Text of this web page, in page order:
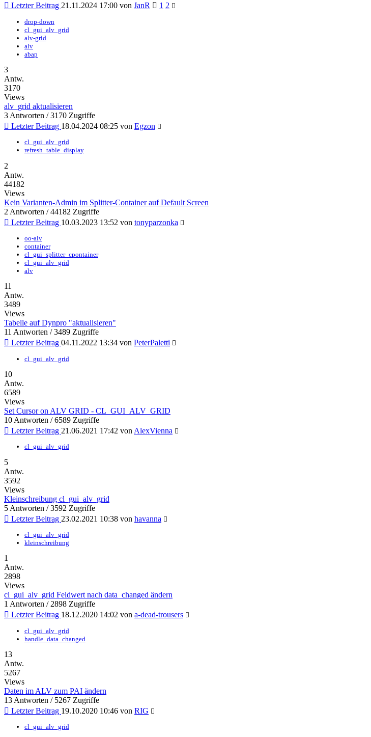
Letzter Beitrag 21.11.2024 17:00 von JanR 1 2
drop-down
cl_gui_alv_grid
alv-grid
alv
abap
3
Antw.
3170
Views
alv_grid aktualisieren
3 Antworten / 3170 Zugriffe
Letzter Beitrag 18.04.2024 08:25 von Egzon
cl_gui_alv_grid
refresh_table_display
2
Antw.
44182
Views
Kein Varianten-Admin im Splitter-Container auf Default Screen
2 Antworten / 44182 Zugriffe
Letzter Beitrag 10.03.2023 13:52 von tonyparzonka
oo-alv
container
cl_gui_splitter_cpontainer
cl_gui_alv_grid
alv
11
Antw.
3489
Views
Tabelle auf Dynpro "aktualisieren"
11 Antworten / 3489 Zugriffe
Letzter Beitrag 04.11.2022 13:34 von PeterPaletti
cl_gui_alv_grid
10
Antw.
6589
Views
Set Cursor on ALV GRID - CL_GUI_ALV_GRID
10 Antworten / 6589 Zugriffe
Letzter Beitrag 21.06.2021 17:42 von AlexVienna
cl_gui_alv_grid
5
Antw.
3592
Views
Kleinschreibung cl_gui_alv_grid
5 Antworten / 3592 Zugriffe
Letzter Beitrag 23.02.2021 10:38 von havanna
cl_gui_alv_grid
kleinschreibung
1
Antw.
2898
Views
cl_gui_alv_grid Feldwert nach data_changed ändern
1 Antworten / 2898 Zugriffe
Letzter Beitrag 18.12.2020 14:02 von a-dead-trousers
cl_gui_alv_grid
handle_data_changed
13
Antw.
5267
Views
Daten im ALV zum PAI ändern
13 Antworten / 5267 Zugriffe
Letzter Beitrag 19.10.2020 10:46 von RIG
cl_gui_alv_grid